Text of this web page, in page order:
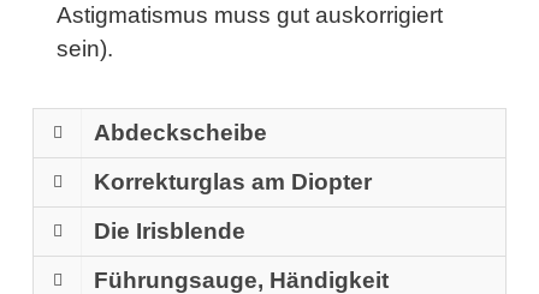
Astigmatismus muss gut auskorrigiert
sein).
Abdeckscheibe
Korrekturglas am Diopter
Die Irisblende
Führungsauge, Händigkeit